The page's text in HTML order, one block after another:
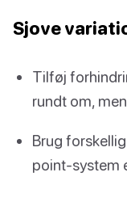
Sjove
Tilføj
rundt om,
Brug
point-system